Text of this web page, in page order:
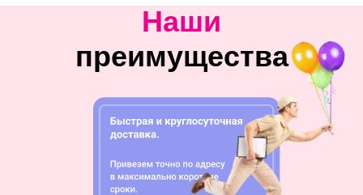
Наши
преимущества